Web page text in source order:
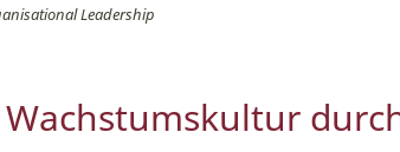
Leadership